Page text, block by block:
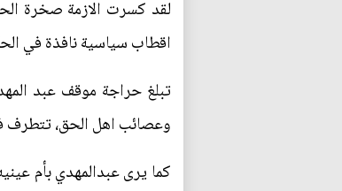
لقد كسرت الازمة صخرة
اقطاب سياسية نافذة في
تبلغ حراجة موقف عبد
وعصائب اهل الحق، تتطرف
كما يرى عبدالمهدي بأم